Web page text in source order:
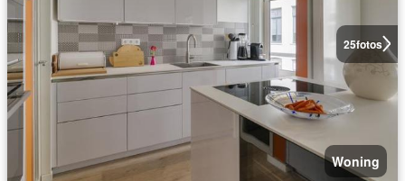
25fotos
Woning